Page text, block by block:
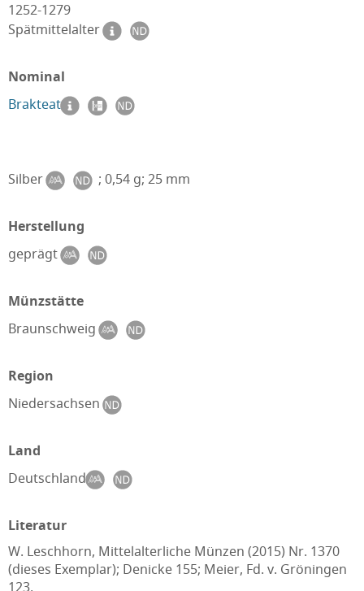
1252-1279
Spätmittelalter
Nominal
Brakteat
Silber ; 0,54 g; 25 mm
Herstellung
geprägt
Münzstätte
Braunschweig
Region
Niedersachsen
Land
Deutschland
Literatur
W. Leschhorn, Mittelalterliche Münzen (2015) Nr. 1370
(dieses Exemplar); Denicke 155; Meier, Fd. v. Gröningen
123.